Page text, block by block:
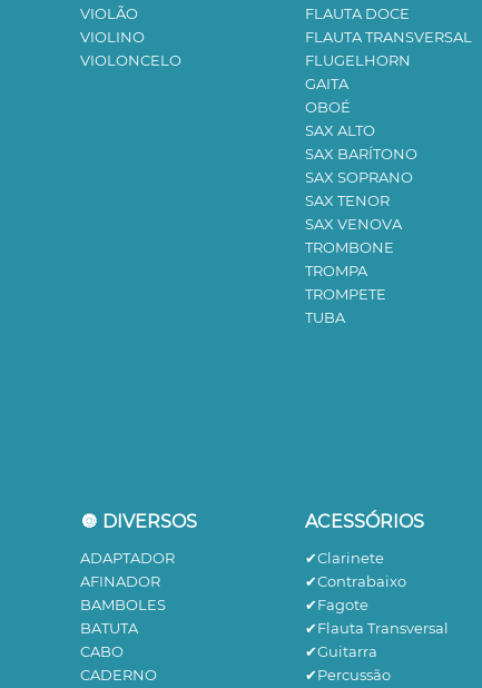
VIOLÃO
VIOLINO
VIOLONCELO
FLAUTA DOCE
FLAUTA TRANSVERSAL
FLUGELHORN
GAITA
OBOÉ
SAX ALTO
SAX BARÍTONO
SAX SOPRANO
SAX TENOR
SAX VENOVA
TROMBONE
TROMPA
TROMPETE
TUBA
🔘 DIVERSOS
ADAPTADOR
AFINADOR
BAMBOLES
BATUTA
CABO
CADERNO
ACESSÓRIOS
✔Clarinete
✔Contrabaixo
✔Fagote
✔Flauta Transversal
✔Guitarra
✔Percussão